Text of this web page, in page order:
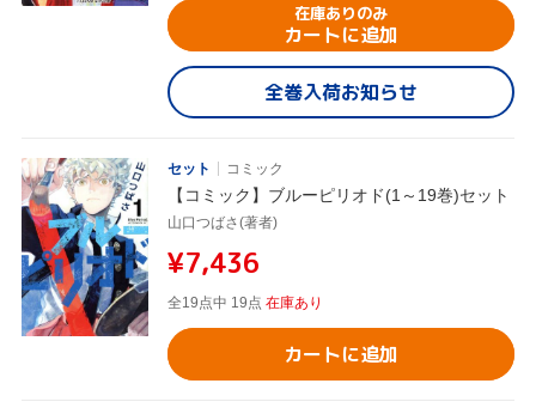
在庫ありのみ
カートに追加
全巻入荷お知らせ
セット コミック
【コミック】ブルーピリオド(1～19巻)セット
山口つばさ(著者)
¥7,436
全19点中 19点 在庫あり
カートに追加